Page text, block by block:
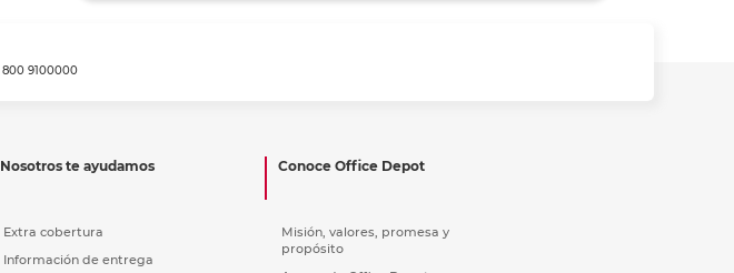
800 9100000
Nosotros te ayudamos
Extra cobertura
Información de entrega
Conoce Office Depot
Misión, valores, promesa y
propósito